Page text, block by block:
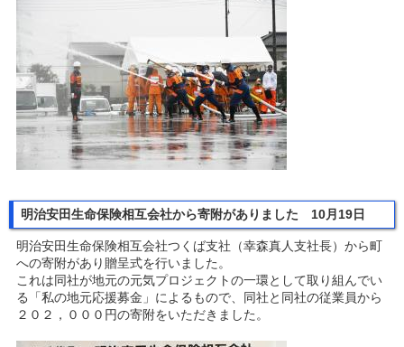
明治安田生命保険相互会社から寄附がありました 10月19日
明治安田生命保険相互会社つくば支社（幸森真人支社長）から町
への寄附があり贈呈式を行いました。
これは同社が地元の元気プロジェクトの一環として取り組んでい
る「私の地元応援募金」によるもので、同社と同社の従業員から
２０２，０００円の寄附をいただきました。